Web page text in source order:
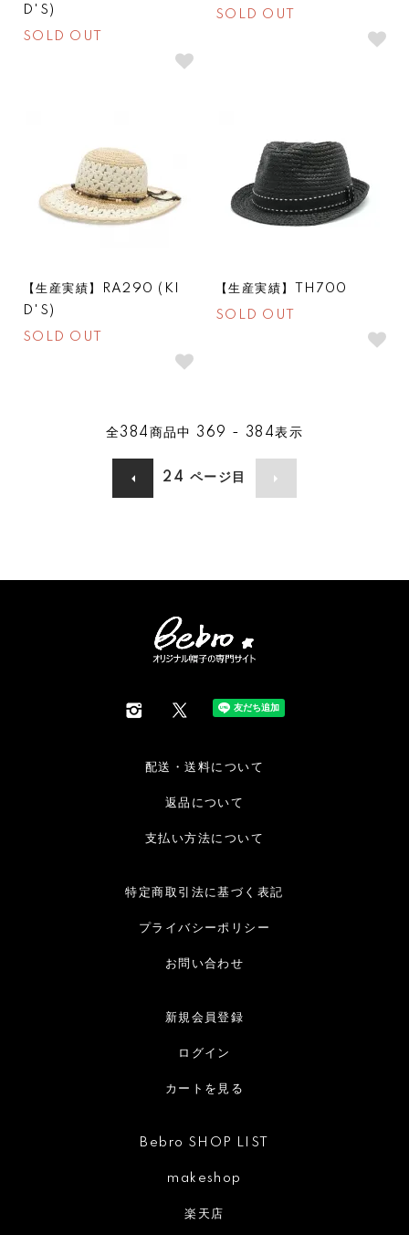
D'S)
SOLD OUT
SOLD OUT
【生産実績】RA290 (KI
D'S)
SOLD OUT
【生産実績】TH700
SOLD OUT
全384商品中 369 - 384表示
24 ページ目
配送・送料について
返品について
支払い方法について
特定商取引法に基づく表記
プライバシーポリシー
お問い合わせ
新規会員登録
ログイン
カートを見る
Bebro SHOP LIST
makeshop
楽天店